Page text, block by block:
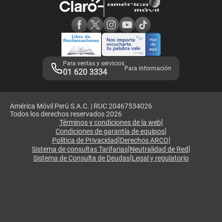
Adquirientes iPhone 6, 6S y SE
Mensaje de Seguridad
Términos y Condiciones de Tienda Claro
Libro de Reclamaciones
Legales de marketplace
Para ventas y servicios
01 620 3334 Para información
América Móvil Perú S.A.C. | RUC 20467534026
Todos los derechos reservados 2026
Términos y condiciones de la web|
Condiciones de garantía de equipos|
Política de Privacidad|Derechos ARCO|
Sistema de consultas Tarifarias|Neutralidad de Red|
Sistema de Consulta de Deudas|Legal y regulatorio